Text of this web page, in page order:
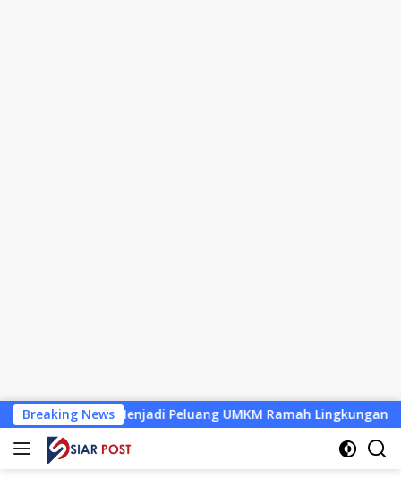
Langsung
ke
konten
Breaking News
Peluang UMKM Ramah Lingkungan Desa